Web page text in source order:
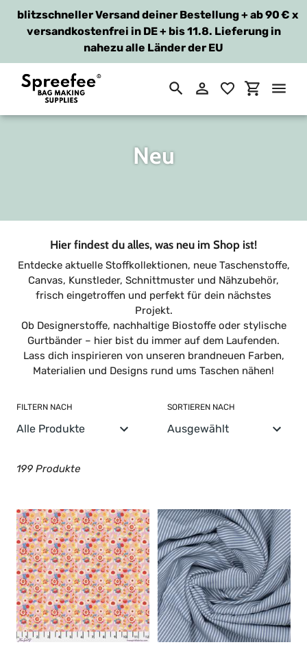
zum
blitzschneller Versand deiner Bestellung + ab 90 €
versandkostenfrei in DE + bis 11.8. Lieferung in
nahezu alle Länder der EU
x
SuchenEinloggen
S
m
l
u
n
g
:
Neu
Hier findest du alles, was neu im Shop ist!
Entdecke aktuelle Stoffkollektionen, neue Taschenstoffe,
Canvas, Kunstleder, Schnittmuster und Nähzubehör,
frisch eingetroffen und perfekt für dein nächstes
Projekt.
Ob Designerstoffe, nachhaltige Biostoffe oder stylische
Gurtbänder – hier bist du immer auf dem Laufenden.
Lass dich inspirieren von unseren brandneuen Farben,
Materialien und Designs rund ums Taschen nähen!
FILTERN NACH SORTIEREN NACH
199 Produkte